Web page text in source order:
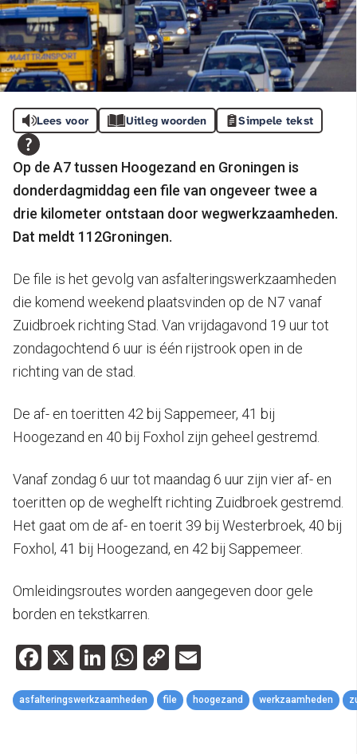
Lees voor Uitleg woorden Simpele tekst
Op de A7 tussen Hoogezand en Groningen is
donderdagmiddag een file van ongeveer twee a
drie kilometer ontstaan door wegwerkzaamheden.
Dat meldt 112Groningen.
De file is het gevolg van asfalteringswerkzaamheden
die komend weekend plaatsvinden op de N7 vanaf
Zuidbroek richting Stad. Van vrijdagavond 19 uur tot
zondagochtend 6 uur is één rijstrook open in de
richting van de stad.
De af- en toeritten 42 bij Sappemeer, 41 bij
Hoogezand en 40 bij Foxhol zijn geheel gestremd.
Vanaf zondag 6 uur tot maandag 6 uur zijn vier af- en
toeritten op de weghelft richting Zuidbroek gestremd.
Het gaat om de af- en toerit 39 bij Westerbroek, 40 bij
Foxhol, 41 bij Hoogezand, en 42 bij Sappemeer.
Omleidingsroutes worden aangegeven door gele
borden en tekstkarren.
Facebook
X LinkedIn
WhatsApp
Copy
Link
asfalteringswerkzaamheden file hoogezand werkzaamheden